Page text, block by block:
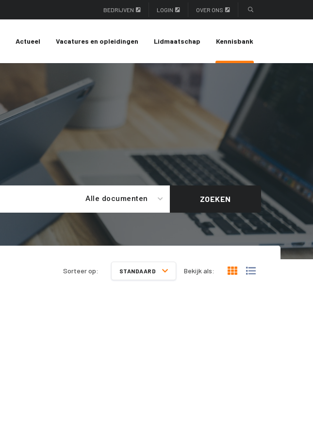
BEDRIJVEN LOGIN OVER ONS
Actueel Vacatures en opleidingen Lidmaatschap Kennisbank
Alle documenten ZOEKEN
Sorteer op: STANDAARD Bekijk als: